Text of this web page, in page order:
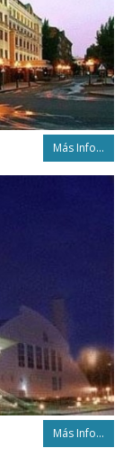
Más Info...
Más Info...